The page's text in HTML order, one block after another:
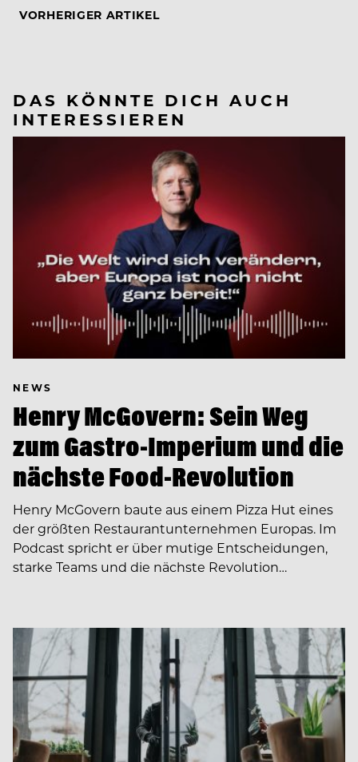
VORHERIGER ARTIKEL
DAS KÖNNTE DICH AUCH
INTERESSIEREN
NEWS
Henry McGovern: Sein Weg
zum Gastro-Imperium und die
nächste Food-Revolution
Henry McGovern baute aus einem Pizza Hut eines
der größten Restaurantunternehmen Europas. Im
Podcast spricht er über mutige Entscheidungen,
starke Teams und die nächste Revolution…